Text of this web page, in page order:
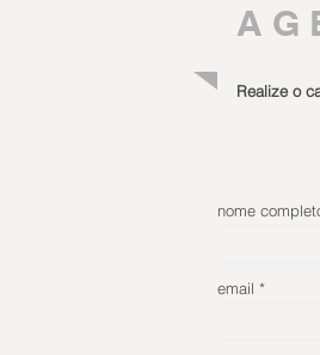
A G
Realize o
nome
email